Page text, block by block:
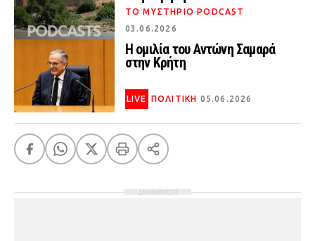
ΤΟ ΜΥΣΤΗΡΙΟ PODCAST
03.06.2026
Η ομιλία του Αντώνη Σαμαρά
στην Κρήτη
LIVE ΠΟΛΙΤΙΚΗ 05.06.2026
ΔΙΑΦΗΜΙΣΗ